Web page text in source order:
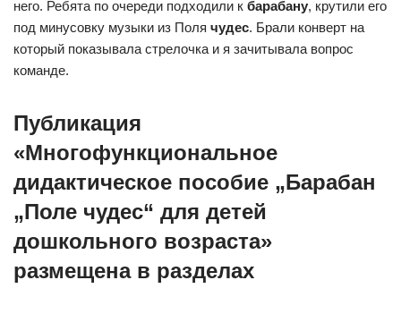
него. Ребята по очереди подходили к барабану, крутили его
под минусовку музыки из Поля чудес. Брали конверт на
который показывала стрелочка и я зачитывала вопрос
команде.
Публикация
«Многофункциональное
дидактическое пособие „Барабан
„Поле чудес“ для детей
дошкольного возраста»
размещена в разделах